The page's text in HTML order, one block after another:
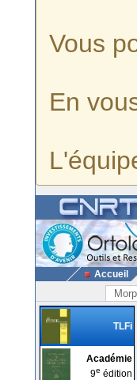
Vous
En
Accueil
TLFi
Académie
9e édition